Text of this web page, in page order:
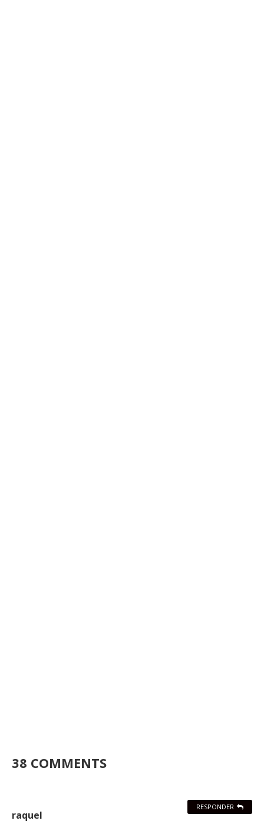
38 COMMENTS
raquel
RESPONDER